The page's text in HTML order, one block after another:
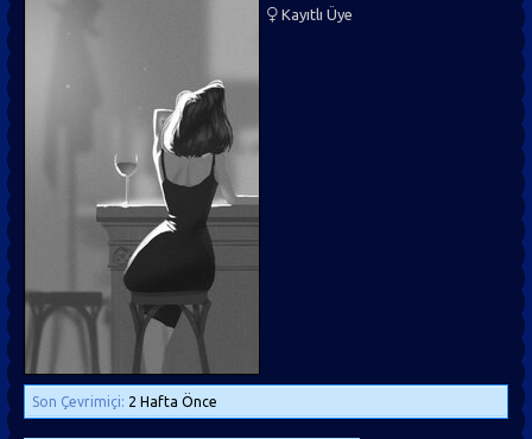
Kayıtlı Üye
Son Çevrimiçi: 2 Hafta Önce